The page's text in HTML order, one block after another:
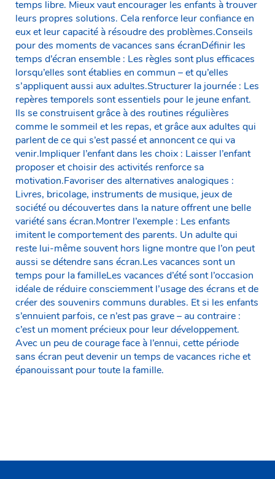
temps libre. Mieux vaut encourager les enfants à trouver
leurs propres solutions. Cela renforce leur confiance en
eux et leur capacité à résoudre des problèmes.Conseils
pour des moments de vacances sans écranDéfinir les
temps d’écran ensemble : Les règles sont plus efficaces
lorsqu’elles sont établies en commun – et qu’elles
s’appliquent aussi aux adultes.Structurer la journée : Les
repères temporels sont essentiels pour le jeune enfant.
Ils se construisent grâce à des routines régulières
comme le sommeil et les repas, et grâce aux adultes qui
parlent de ce qui s’est passé et annoncent ce qui va
venir.Impliquer l’enfant dans les choix : Laisser l’enfant
proposer et choisir des activités renforce sa
motivation.Favoriser des alternatives analogiques :
Livres, bricolage, instruments de musique, jeux de
société ou découvertes dans la nature offrent une belle
variété sans écran.Montrer l’exemple : Les enfants
imitent le comportement des parents. Un adulte qui
reste lui-même souvent hors ligne montre que l’on peut
aussi se détendre sans écran.Les vacances sont un
temps pour la familleLes vacances d’été sont l’occasion
idéale de réduire consciemment l’usage des écrans et de
créer des souvenirs communs durables. Et si les enfants
s’ennuient parfois, ce n’est pas grave – au contraire :
c’est un moment précieux pour leur développement.
Avec un peu de courage face à l’ennui, cette période
sans écran peut devenir un temps de vacances riche et
épanouissant pour toute la famille.